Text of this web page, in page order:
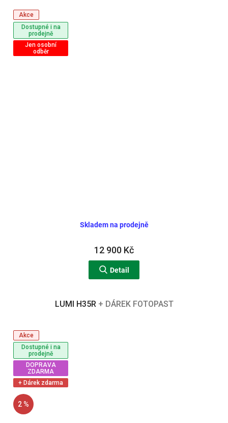
Akce
Dostupné i na
prodejně
Jen osobní
odběr
Skladem na prodejně
12 900 Kč
Detail
Akce
Dostupné i na
prodejně
DOPRAVA
ZDARMA
+ Dárek zdarma
2 %
LUMI H35R + DÁREK FOTOPAST